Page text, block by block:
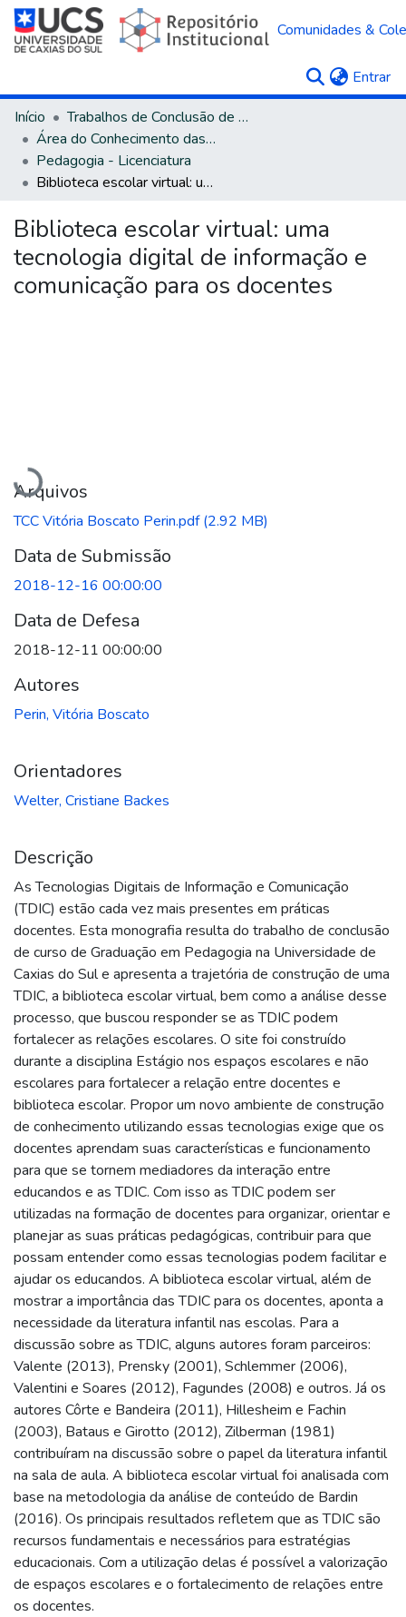
Comunidades &
Entrar
Início
Trabalhos de Conclusão de Curso
Área do Conhecimento das Ciências Humanas
Pedagogia - Licenciatura
Biblioteca escolar virtual: uma tecnologia digital de informação e comunicação para os docentes
Biblioteca escolar virtual: uma
tecnologia digital de informação e
comunicação para os docentes
Carregando...
Arquivos
TCC Vitória Boscato Perin.pdf(2.92 MB)
Data de Submissão
2018-12-16 00:00:00
Data de Defesa
2018-12-11 00:00:00
Autores
Perin, Vitória Boscato
Orientadores
Welter, Cristiane Backes
Descrição
As Tecnologias Digitais de Informação e Comunicação
(TDIC) estão cada vez mais presentes em práticas
docentes. Esta monografia resulta do trabalho de conclusão
de curso de Graduação em Pedagogia na Universidade de
Caxias do Sul e apresenta a trajetória de construção de uma
TDIC, a biblioteca escolar virtual, bem como a análise desse
processo, que buscou responder se as TDIC podem
fortalecer as relações escolares. O site foi construído
durante a disciplina Estágio nos espaços escolares e não
escolares para fortalecer a relação entre docentes e
biblioteca escolar. Propor um novo ambiente de construção
de conhecimento utilizando essas tecnologias exige que os
docentes aprendam suas características e funcionamento
para que se tornem mediadores da interação entre
educandos e as TDIC. Com isso as TDIC podem ser
utilizadas na formação de docentes para organizar, orientar e
planejar as suas práticas pedagógicas, contribuir para que
possam entender como essas tecnologias podem facilitar e
ajudar os educandos. A biblioteca escolar virtual, além de
mostrar a importância das TDIC para os docentes, aponta a
necessidade da literatura infantil nas escolas. Para a
discussão sobre as TDIC, alguns autores foram parceiros:
Valente (2013), Prensky (2001), Schlemmer (2006),
Valentini e Soares (2012), Fagundes (2008) e outros. Já os
autores Côrte e Bandeira (2011), Hillesheim e Fachin
(2003), Bataus e Girotto (2012), Zilberman (1981)
contribuíram na discussão sobre o papel da literatura infantil
na sala de aula. A biblioteca escolar virtual foi analisada com
base na metodologia da análise de conteúdo de Bardin
(2016). Os principais resultados refletem que as TDIC são
recursos fundamentais e necessários para estratégias
educacionais. Com a utilização delas é possível a valorização
de espaços escolares e o fortalecimento de relações entre
os docentes.